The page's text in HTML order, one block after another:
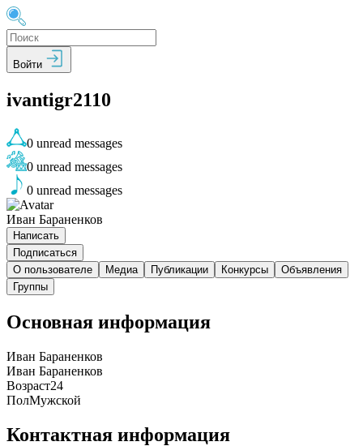
Войти
ivantigr2110
0 unread messages
0 unread messages
0 unread messages
Иван Бараненков
Написать
Подписаться
О пользователе
Медиа Публикации Конкурсы
Объявления
Группы
Основная информация
Иван Бараненков
Иван Бараненков
Возраст24
ПолМужской
Контактная информация